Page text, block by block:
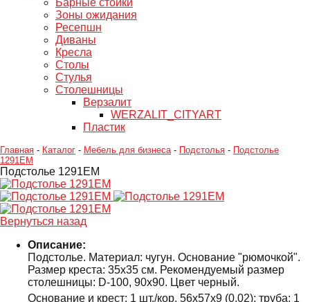
Барные стойки
Зоны ожидания
Ресепшн
Диваны
Кресла
Столы
Стулья
Столешницы
Верзалит
WERZALIT_CITYART
Пластик
Главная - Каталог - Мебель для бизнеса- Подстолья - Подстолье
1291EM
Подстолье 1291EM
Вернуться назад
Описание:
Подстолье. Материал: чугун. Основание "рюмочкой".
Размер креста: 35х35 см. Рекомендуемый размер
столешницы: D-100, 90х90. Цвет черный.
Основание и крест: 1 шт./кор. 56х57х9 (0,02); труба: 1